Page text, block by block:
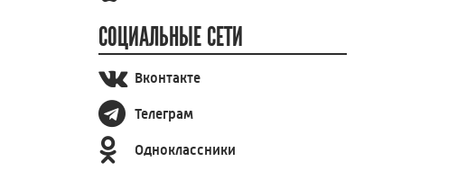
СОЦИАЛЬНЫЕ СЕТИ
Вконтакте
Телеграм
Одноклассники